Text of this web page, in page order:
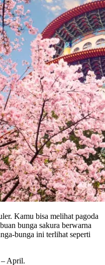
Kamu bisa melihat pagoda
bunga sakura berwarna
bunga ini terlihat seperti
April.